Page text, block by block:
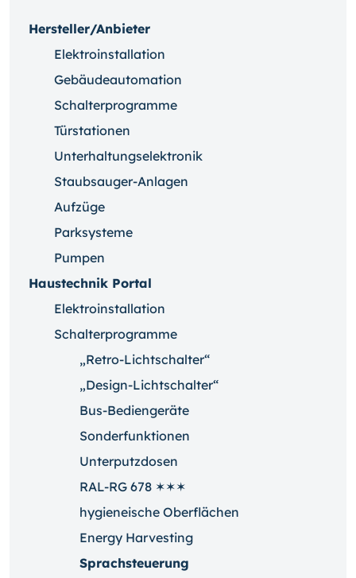
Hersteller/Anbieter
Elektroinstallation
Gebäudeautomation
Schalterprogramme
Türstationen
Unterhaltungselektronik
Staubsauger-Anlagen
Aufzüge
Parksysteme
Pumpen
Haustechnik Portal
Elektroinstallation
Schalterprogramme
„Retro-Lichtschalter“
„Design-Lichtschalter“
Bus-Bediengeräte
Sonderfunktionen
Unterputzdosen
RAL-RG 678 ✶✶✶
hygieneische Oberflächen
Energy Harvesting
Sprachsteuerung